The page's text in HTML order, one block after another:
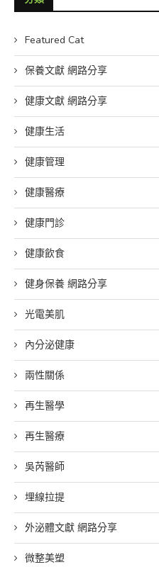
Featured Cat
保養文獻 網路分享
健康文獻 網路分享
健康生活
健康管理
健康醫療
健康門診
健康飲食
健身保養 網路分享
光電美肌
內分泌健康
兩性關係
再生醫學
再生醫療
吳芮醫師
埋線拉提
外泌體文獻 網路分享
微整美塑